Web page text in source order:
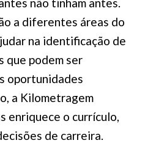
a diferentes áreas do
na identificação de
que podem ser
oportunidades
a Kilometragem
enriquece o currículo,
de carreira.